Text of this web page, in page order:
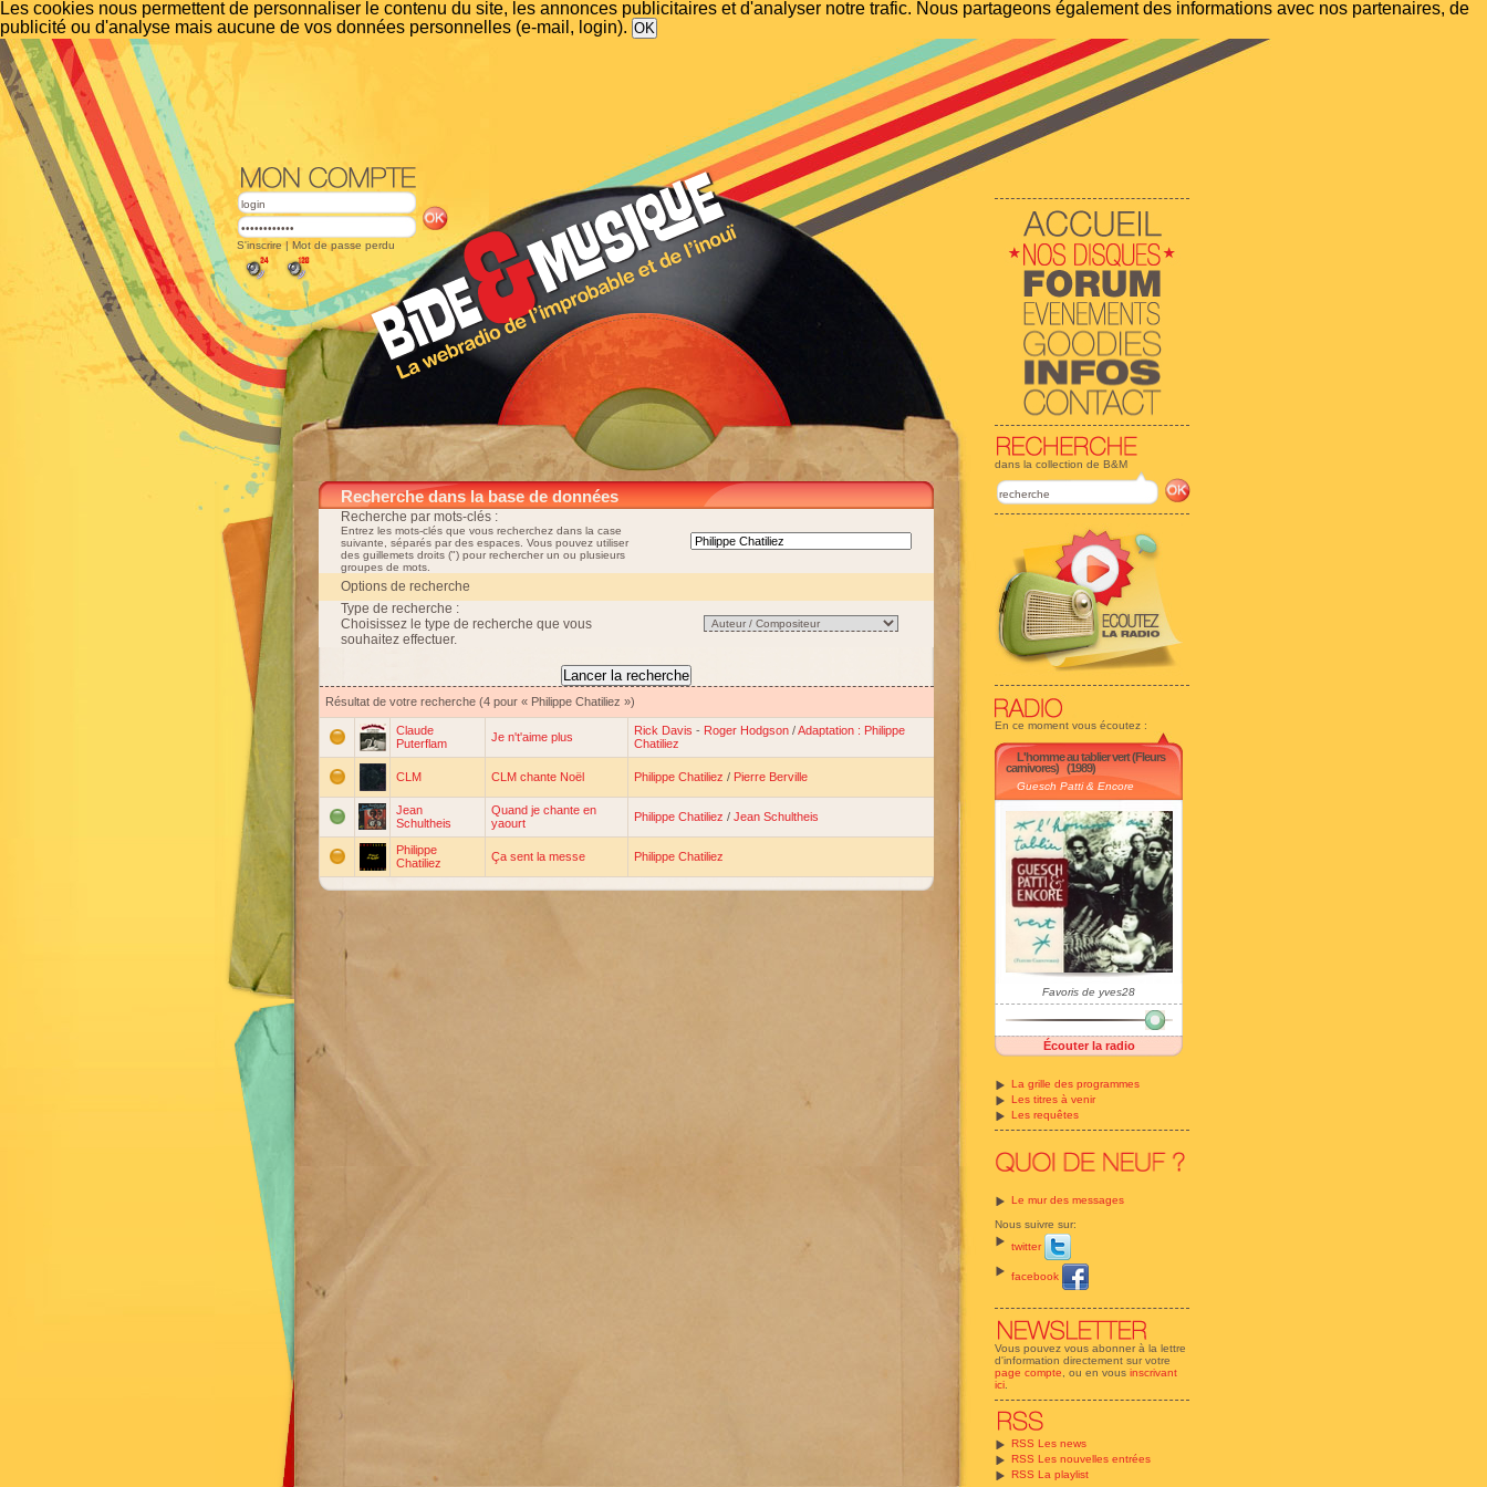
Les cookies nous permettent de personnaliser le contenu du site, les annonces publicitaires et d'analyser notre trafic. Nous partageons également des informations avec nos partenaires, de
publicité ou d'analyse mais aucune de vos données personnelles (e-mail, login).
dans la collection de B&M
En ce moment vous écoutez :
L'homme au tablier vert (Fleurs
carnivores) (1989)
Guesch Patti & Encore
Favoris de yves28
Écouter la radio
La grille des programmes
Les titres à venir
Les requêtes
Le mur des messages
Nous suivre sur:
twitter
facebook
Vous pouvez vous abonner à la lettre
d'information directement sur votre
page compte , ou en vous inscrivant
ici
RSS Les news
RSS Les nouvelles entrées
RSS La playlist
S'inscrire | Mot de passe perdu
Recherche dans la base de données
Recherche par mots-clés :
Entrez les mots-clés que vous recherchez dans la case
suivante, séparés par des espaces. Vous pouvez utiliser
des guillemets droits (") pour rechercher un ou plusieurs
groupes de mots.
Options de recherche
Type de recherche :
Choisissez le type de recherche que vous
souhaitez effectuer.
Résultat de votre recherche (4 pour « Philippe Chatiliez »)
Claude
Puterflam
Je n't'aime plus Rick Davis - Roger Hodgson /Adaptation : Philippe
Chatiliez
CLM CLM chante Noël Philippe Chatiliez / Pierre Berville
Jean
Schultheis
Quand je chante en
yaourt
Philippe Chatiliez / Jean Schultheis
Philippe
Chatiliez
Ça sent la messe Philippe Chatiliez